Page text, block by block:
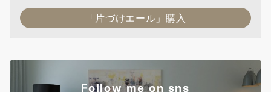
「片づけエール」購入
Follow me on sns